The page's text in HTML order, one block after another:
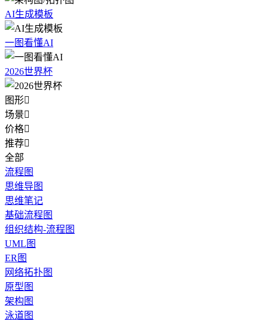
AI生成模板
一图看懂AI
2026世界杯
图形
场景
价格
推荐
全部
流程图
思维导图
思维笔记
基础流程图
组织结构-流程图
UML图
ER图
网络拓扑图
原型图
架构图
泳道图